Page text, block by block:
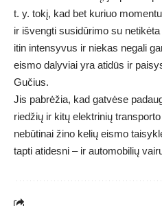
t. y. tokį, kad bet kuriuo
ir išvengti susidūrimo su
itin intensyvus ir niekas negali
eismo dalyviai yra atidūs ir
Gučius.
Jis pabrėžia, kad gatvėse
riedžių ir kitų elektrinių
nebūtinai žino kelių eismo
tapti atidesni – ir automobilių